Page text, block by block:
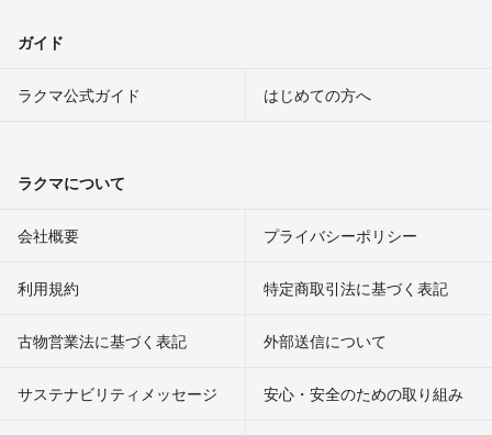
ガイド
ラクマ公式ガイド はじめての方へ
ラクマについて
会社概要 プライバシーポリシー
利用規約 特定商取引法に基づく表記
古物営業法に基づく表記 外部送信について
サステナビリティメッセージ 安心・安全のための取り組み